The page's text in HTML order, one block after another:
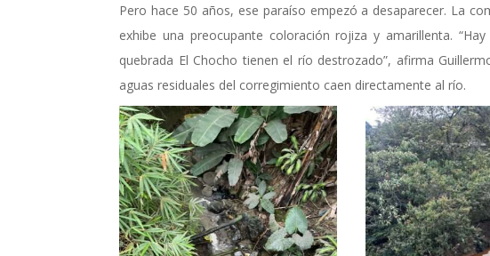
Pero hace 50 años, ese paraíso empezó a desaparecer. La
exhibe una preocupante coloración rojiza y amarillenta.
quebrada El Chocho tienen el río destrozado”, afirma
aguas residuales del corregimiento caen directamente al río.